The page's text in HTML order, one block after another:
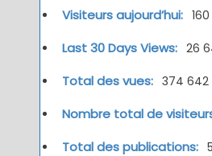
Visiteurs aujourd’hui: 160
Last 30 Days Views: 26
Total des vues: 374 642
Nombre total de
Total des publications: